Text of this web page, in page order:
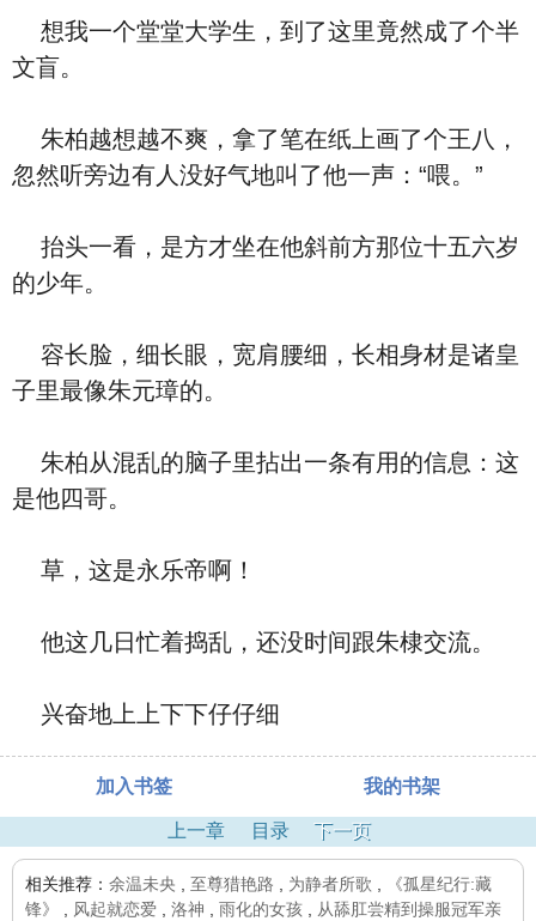
想我一个堂堂大学生，到了这里竟然成了个半
文盲。
朱柏越想越不爽，拿了笔在纸上画了个王八，
忽然听旁边有人没好气地叫了他一声：“喂。”
抬头一看，是方才坐在他斜前方那位十五六岁
的少年。
容长脸，细长眼，宽肩腰细，长相身材是诸皇
子里最像朱元璋的。
朱柏从混乱的脑子里拈出一条有用的信息：这
是他四哥。
草，这是永乐帝啊！
他这几日忙着捣乱，还没时间跟朱棣交流。
兴奋地上上下下仔仔细
加入书签 我的书架
上一章 目录 下一页
相关推荐： 余温未央 至尊猎艳路 为静者所歌
《孤星纪行:藏
锋》
风起就恋爱 洛神 雨化的女孩 从舔肛尝精到操服冠军亲